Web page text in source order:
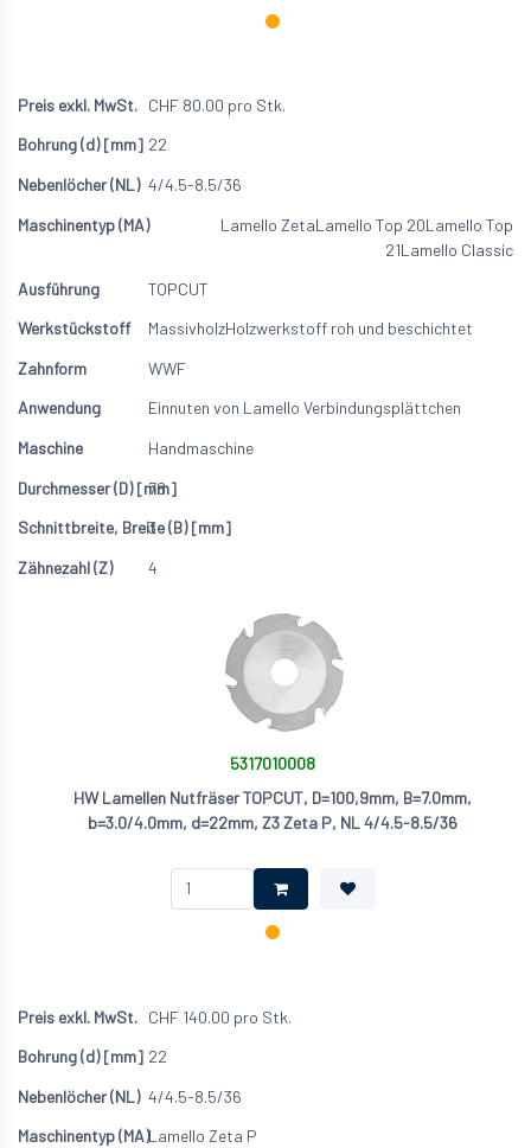
CHF 80.00 pro Stk.
22
4/4.5-8.5/36
Lamello ZetaLamello Top 20Lamello Top
21Lamello Classic
TOPCUT
MassivholzHolzwerkstoff roh und beschichtet
WWF
Einnuten von Lamello Verbindungsplättchen
Handmaschine
78
3
4
5317010008
HW Lamellen Nutfräser TOPCUT, D=100,9mm, B=7.0mm,
b=3.0/4.0mm, d=22mm, Z3 Zeta P, NL 4/4.5-8.5/36
CHF 140.00 pro Stk.
22
4/4.5-8.5/36
Lamello Zeta P